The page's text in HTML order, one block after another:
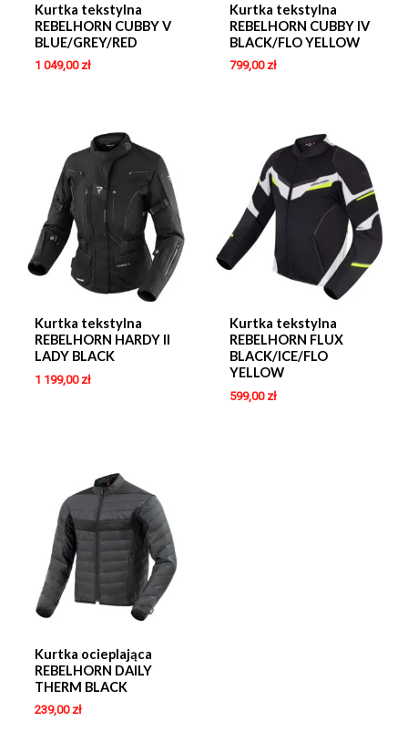
Kurtka tekstylna
REBELHORN CUBBY V
BLUE/GREY/RED
1 049,00 zł
Kurtka tekstylna
REBELHORN CUBBY IV
BLACK/FLO YELLOW
799,00 zł
Kurtka tekstylna
REBELHORN HARDY II
LADY BLACK
1 199,00 zł
Kurtka tekstylna
REBELHORN FLUX
BLACK/ICE/FLO
YELLOW
599,00 zł
Kurtka ocieplająca
REBELHORN DAILY
THERM BLACK
239,00 zł